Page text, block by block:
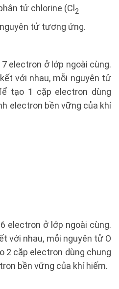
tử chlorine (Cl 2
tử tương ứng.
electron ở lớp ngoài cùng.
với nhau, mỗi nguyên tử
tạo 1 cặp electron dùng
electron bền vững của khí
electron ở lớp ngoài cùng.
với nhau, mỗi nguyên tử O
2 cặp electron dùng chung
bền vững của khí hiếm.